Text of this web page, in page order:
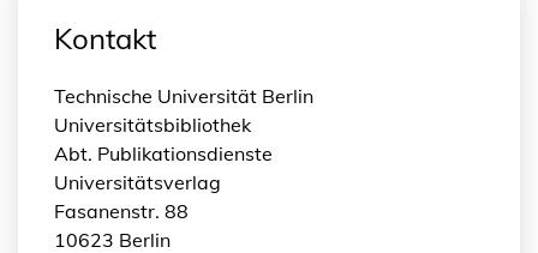
Kontakt
Technische Universität Berlin
Universitätsbibliothek
Abt. Publikationsdienste
Universitätsverlag
Fasanenstr. 88
10623 Berlin